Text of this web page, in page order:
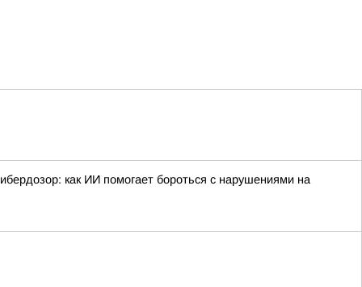
как ИИ помогает бороться с нарушениями на